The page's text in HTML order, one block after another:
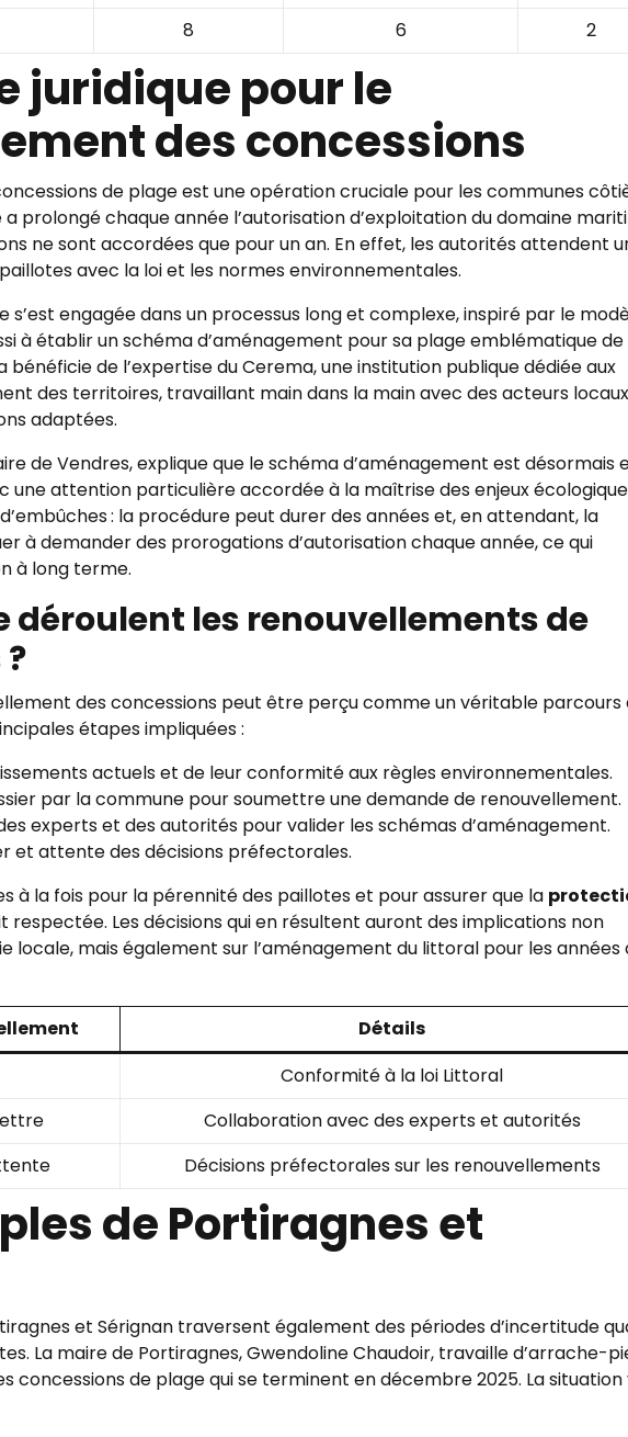
8 6 2
juridique pour le
des concessions
de plage est une opération cruciale pour les communes
prolongé chaque année l’autorisation d’exploitation du domaine
ne sont accordées que pour un an. En effet, les autorités attendent
avec la loi et les normes environnementales.
s’est engagée dans un processus long et complexe, inspiré par le
à établir un schéma d’aménagement pour sa plage emblématique de
bénéficie de l’expertise du Cerema, une institution publique dédiée aux
des territoires, travaillant main dans la main avec des acteurs locaux
adaptées.
de Vendres, explique que le schéma d’aménagement est désormais
une attention particulière accordée à la maîtrise des enjeux
: la procédure peut durer des années et, en attendant, la
à demander des prorogations d’autorisation chaque année, ce qui
à long terme.
déroulent les renouvellements de
des concessions peut être perçu comme un véritable parcours
étapes impliquées :
actuels et de leur conformité aux règles environnementales.
par la commune pour soumettre une demande de renouvellement.
experts et des autorités pour valider les schémas d’aménagement.
et attente des décisions préfectorales.
à la fois pour la pérennité des paillotes et pour assurer que la
respectée. Les décisions qui en résultent auront des implications non
locale, mais également sur l’aménagement du littoral pour les années
Détails
Conformité à la loi Littoral
Collaboration avec des experts et autorités
Décisions préfectorales sur les renouvellements
de Portiragnes et
et Sérignan traversent également des périodes d’incertitude
La maire de Portiragnes, Gwendoline Chaudoir, travaille d’arrache-
concessions de plage qui se terminent en décembre 2025. La situation